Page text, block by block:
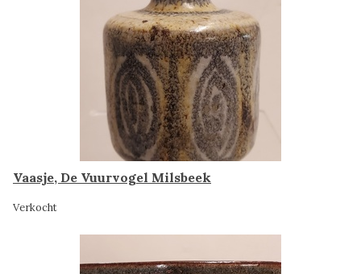
Vaasje, De Vuurvogel Milsbeek
Verkocht